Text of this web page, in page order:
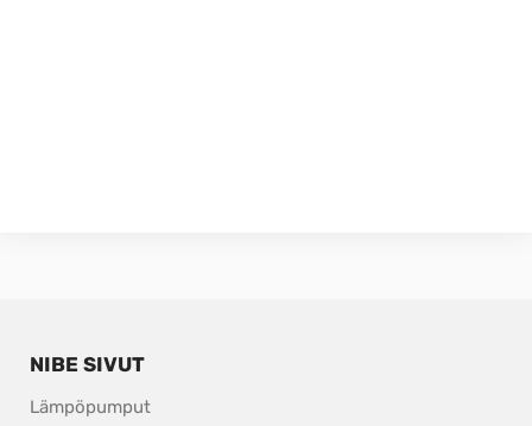
NIBE SIVUT
Lämpöpumput